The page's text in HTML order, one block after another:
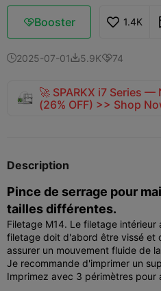
Booster 1.4K
2025-07-015.9K74
🚀 SPARKX i7 Series
(26% OFF) >> Shop
Description
Pince de serrage pour
tailles différentes.
Filetage M14. Le filetage
filetage doit d'abord être vissé et
assurer un mouvement fluide de
Je recommande d'imprimer un
Imprimez avec 3 périmètres pour